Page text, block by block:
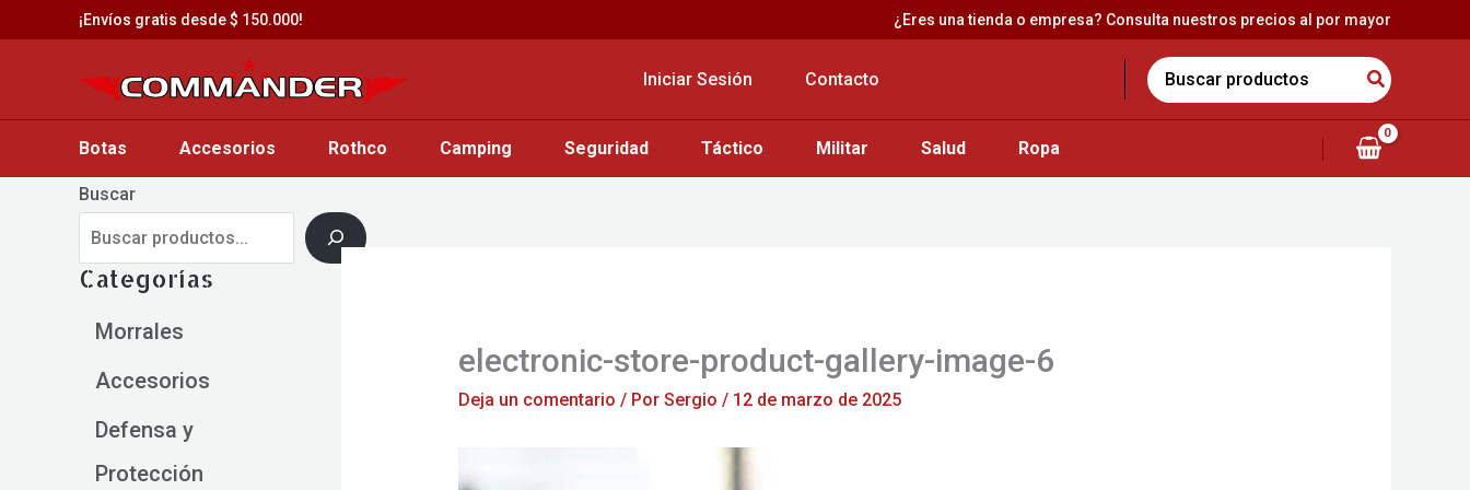
al
¡Envíos gratis desde $ 150.000! ¿Eres una tienda o empresa? Consulta nuestros precios al por mayor
Iniciar Sesión Contacto
Search
for:
Botas Accesorios Rothco Camping Seguridad Táctico Militar Salud Ropa
Buscar
Categorías
Morrales
Accesorios
Defensa y
Protección
electronic-store-product-gallery-image-6
Deja un comentario / Por Sergio / 12 de marzo de 2025